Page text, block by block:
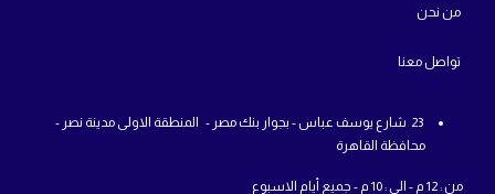
من نحن
تواصل معنا
23 شارع يوسف عباس - بجوار بنك مصر - المنطقة الاولى مدينة نصر -
محافظة القاهرة
من : 12 م - الي : 10 م - جميع أيام الاسبوع